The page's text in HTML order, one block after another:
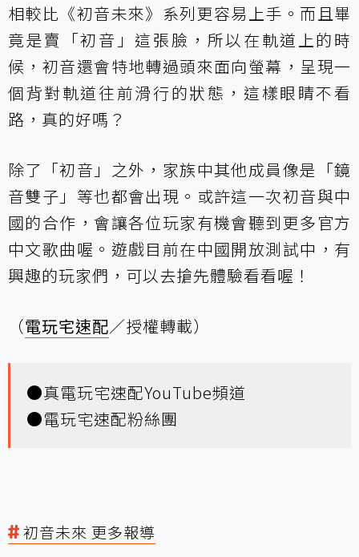
相較比《初音未來》系列更容易上手。而且畢
竟是賣「初音」這張臉，所以在軌道上的時
候，初音還會特地轉過頭來面向螢幕，呈現一
個背對軌道往前滑行的狀態，這樣眼睛不看
路，真的好嗎？
除了「初音」之外，家族中其他成員像是「鏡
音雙子」等也都會出現。或許這一次初音與中
國的合作，會讓各位玩家有機會聽到更多官方
中文歌曲喔。遊戲目前在中國開放測試中，有
興趣的玩家們，可以去搶先體驗看看喔！
（電玩宅速配／授權轉載）
●真電玩宅速配YouTube頻道
●電玩宅速配粉絲團
初音未來 更多報導